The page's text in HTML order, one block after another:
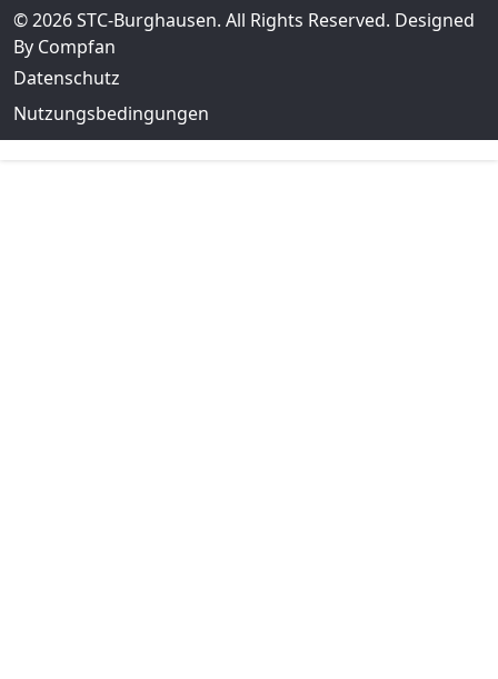
© 2026 STC-Burghausen. All Rights Reserved. Designed
By Compfan
Datenschutz
Nutzungsbedingungen